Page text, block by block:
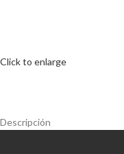
Click to enlarge
Descripción